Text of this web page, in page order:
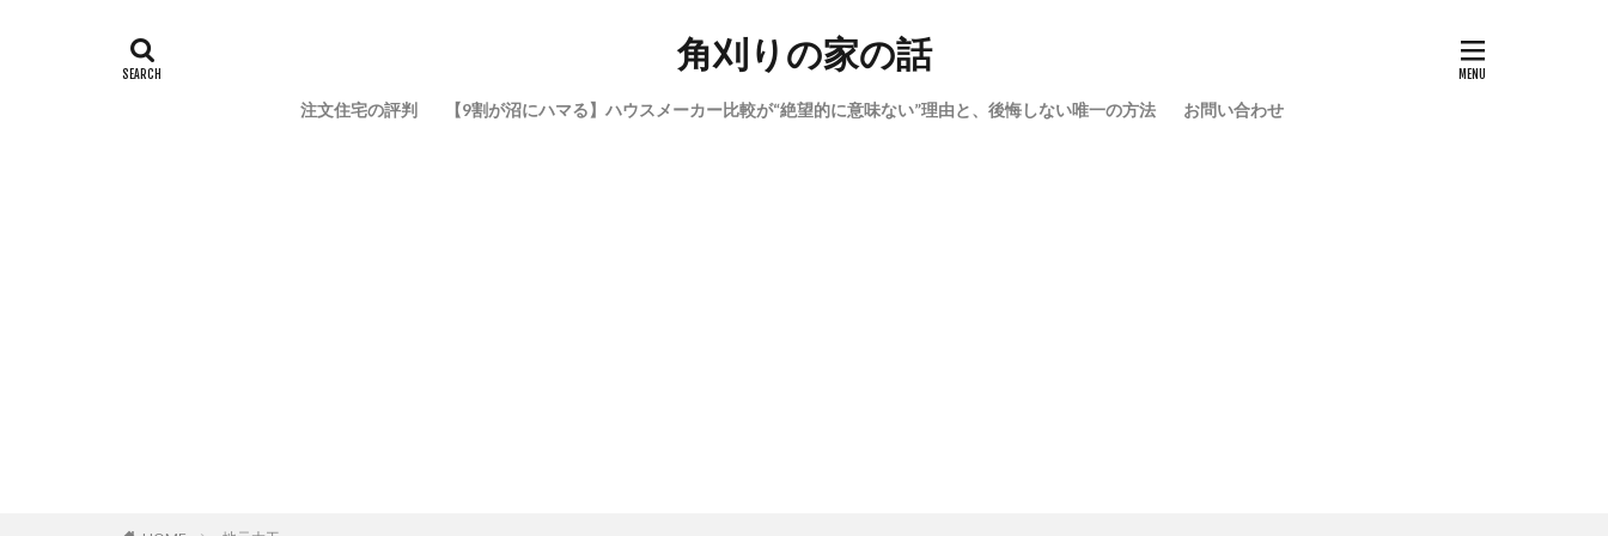
角刈りの家の話
注文住宅の評判 【9割が沼にハマる】ハウスメーカー比較が“絶望的に意味ない”理由と、後悔しない唯一の方法 お問い合わせ